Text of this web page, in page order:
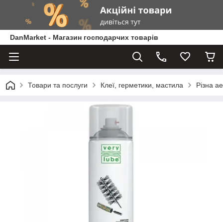
DanMarket - Магазин господарчих товарів
Товари та послуги Клеї, герметики, мастила Різна